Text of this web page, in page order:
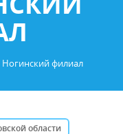
филиал
области